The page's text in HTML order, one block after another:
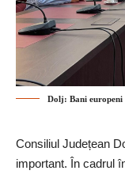
Dolj: Bani europeni
Consiliul Județean
important. În cadrul